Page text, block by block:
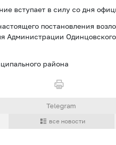
вступает в силу со дня
постановления
Администрации
муниципального